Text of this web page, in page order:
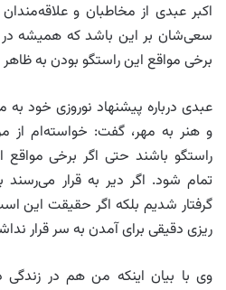
اکبر عبدی از مخاطبان و
سعی‌شان بر این باشد که همیشه در
برخی مواقع این راستگو بودن به
عبدی درباره پیشنهاد نوروزی خود
و هنر به مهر، گفت: خواسته‌ام
راستگو باشند حتی اگر برخی
تمام شود. اگر دیر به قرار می‌رسند
گرفتار شدیم بلکه اگر حقیقت این
ریزی دقیقی برای آمدن به سر قرار
وی با بیان اینکه من هم در زندگی